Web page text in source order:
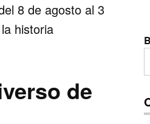
8 de agosto al 3
historia
de